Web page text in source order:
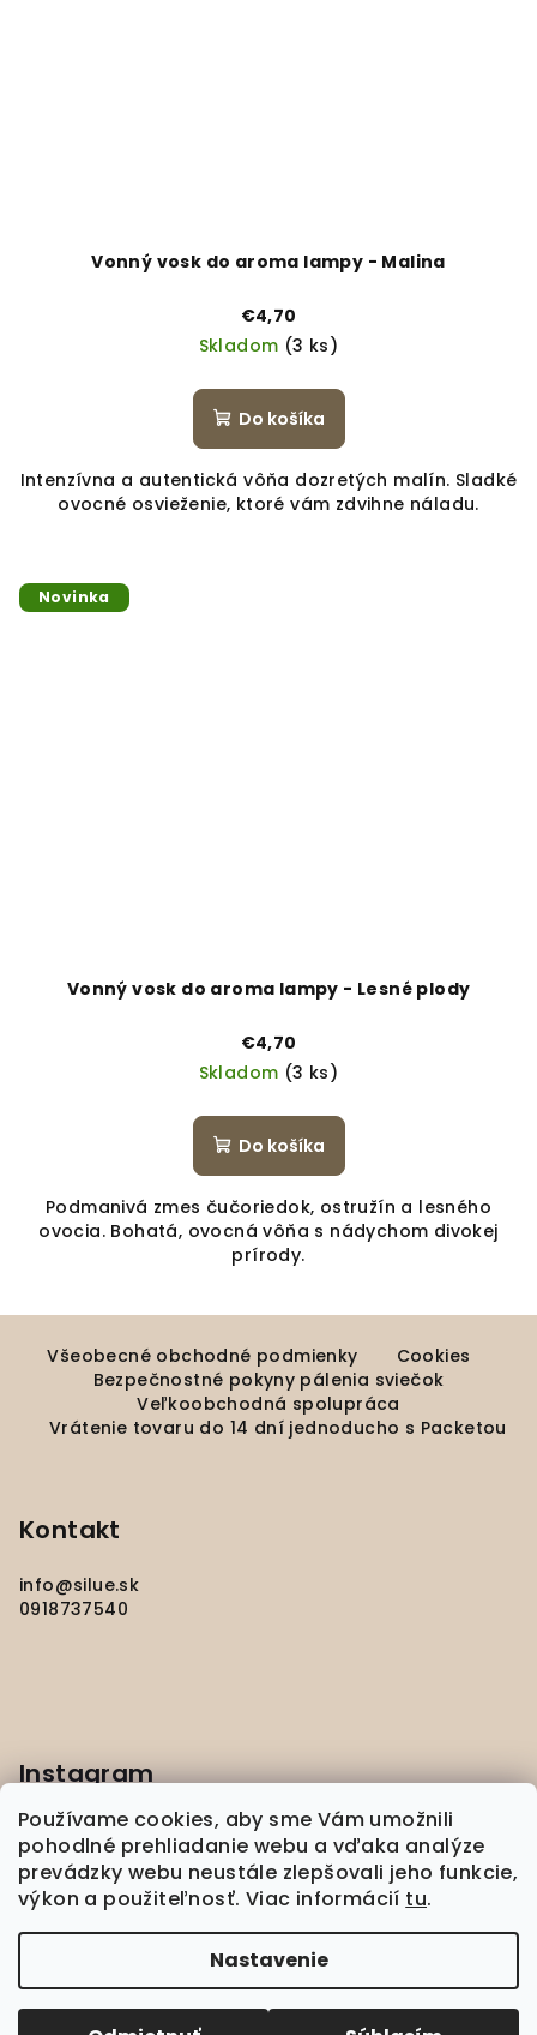
Používame cookies, aby sme Vám umožnili
pohodlné prehliadanie webu a vďaka analýze
prevádzky webu neustále zlepšovali jeho funkcie,
výkon a použiteľnosť. Viac informácií tu.
Nastavenie
Vonný vosk do aroma lampy - Malina
€4,70
Skladom (3 ks)
Do košíka
Intenzívna a autentická vôňa dozretých malín. Sladké
ovocné osvieženie, ktoré vám zdvihne náladu.
Novinka
Vonný vosk do aroma lampy - Lesné plody
€4,70
Skladom (3 ks)
Do košíka
Podmanivá zmes čučoriedok, ostružín a lesného
ovocia. Bohatá, ovocná vôňa s nádychom divokej
prírody.
Všeobecné obchodné podmienky
Cookies
Bezpečnostné pokyny pálenia sviečok
Veľkoobchodná spolupráca
Vrátenie tovaru do 14 dní jednoducho s Packetou
Kontakt
info@silue.sk
0918737540
Instagram
Sledovať na Instagrame
Upraviť nastavenie cookies